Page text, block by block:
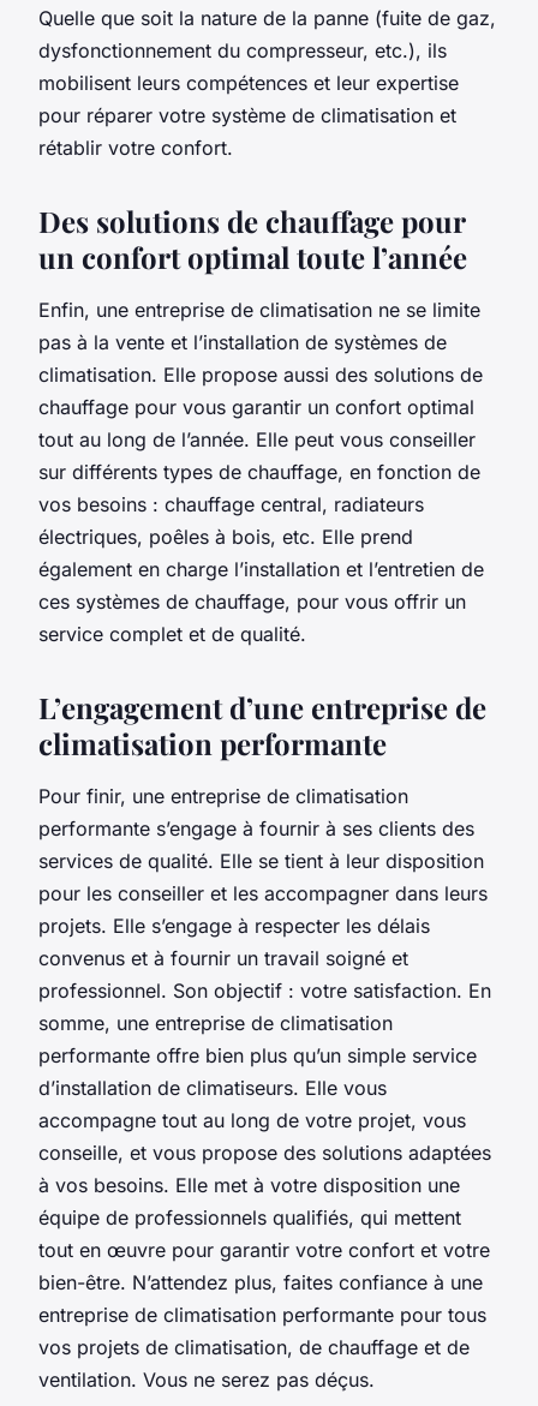
Quelle que soit la nature de la panne (fuite de gaz,
dysfonctionnement du compresseur, etc.), ils
mobilisent leurs compétences et leur expertise
pour réparer votre système de climatisation et
rétablir votre confort.
Des solutions de chauffage pour
un confort optimal toute l’année
Enfin, une entreprise de climatisation ne se limite
pas à la vente et l’installation de systèmes de
climatisation. Elle propose aussi des solutions de
chauffage pour vous garantir un confort optimal
tout au long de l’année. Elle peut vous conseiller
sur différents types de chauffage, en fonction de
vos besoins : chauffage central, radiateurs
électriques, poêles à bois, etc. Elle prend
également en charge l’installation et l’entretien de
ces systèmes de chauffage, pour vous offrir un
service complet et de qualité.
L’engagement d’une entreprise de
climatisation performante
Pour finir, une entreprise de climatisation
performante s’engage à fournir à ses clients des
services de qualité. Elle se tient à leur disposition
pour les conseiller et les accompagner dans leurs
projets. Elle s’engage à respecter les délais
convenus et à fournir un travail soigné et
professionnel. Son objectif : votre satisfaction. En
somme, une entreprise de climatisation
performante offre bien plus qu’un simple service
d’installation de climatiseurs. Elle vous
accompagne tout au long de votre projet, vous
conseille, et vous propose des solutions adaptées
à vos besoins. Elle met à votre disposition une
équipe de professionnels qualifiés, qui mettent
tout en œuvre pour garantir votre confort et votre
bien-être. N’attendez plus, faites confiance à une
entreprise de climatisation performante pour tous
vos projets de climatisation, de chauffage et de
ventilation. Vous ne serez pas déçus.